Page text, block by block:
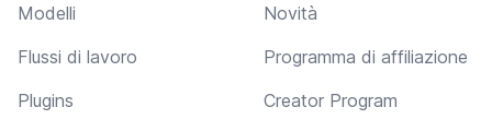
Modelli
Flussi di lavoro
Plugins
Novità
Programma di affiliazione
Creator Program